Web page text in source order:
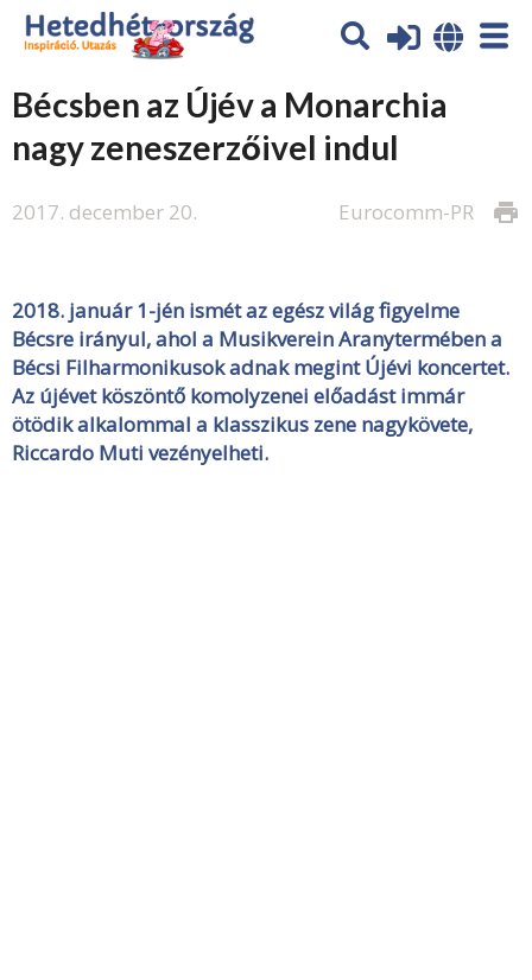
Bécsben az Újév a Monarchia
nagy zeneszerzőivel indul
2017. december 20. print
Eurocomm-PR
2018. január 1-jén ismét az egész világ figyelme
Bécsre irányul, ahol a Musikverein Aranytermében a
Bécsi Filharmonikusok adnak megint Újévi koncertet.
Az újévet köszöntő komolyzenei előadást immár
ötödik alkalommal a klasszikus zene nagykövete,
Riccardo Muti vezényelheti.